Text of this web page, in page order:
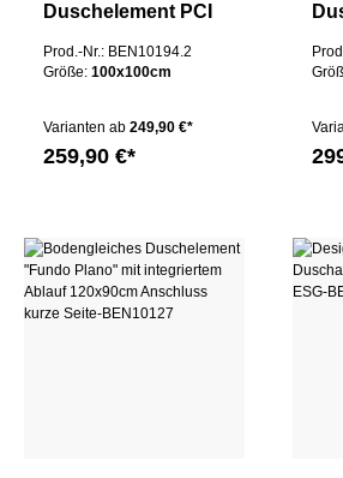
Duschelement PCI
barrierefreie und
rollstuhlbefahrbare
Prod.-Nr.: BEN10194.2
Größe: 100x100cm
Varianten ab 249,90 €*
259,90 €*